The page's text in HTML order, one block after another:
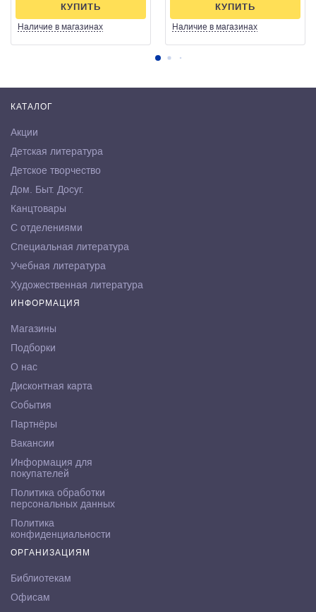
Наличие в магазинах
КУПИТЬ
Наличие в магазинах
КУПИТЬ
КАТАЛОГ
Акции
Детская литература
Детское творчество
Дом. Быт. Досуг.
Канцтовары
С отделениями
Специальная литература
Учебная литература
Художественная литература
ИНФОРМАЦИЯ
Магазины
Подборки
О нас
Дисконтная карта
События
Партнёры
Вакансии
Информация для
покупателей
Политика обработки
персональных данных
Политика
конфиденциальности
ОРГАНИЗАЦИЯМ
Библиотекам
Офисам